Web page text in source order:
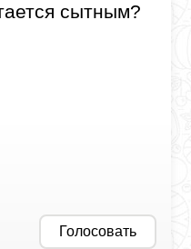
сытным?
Голосовать